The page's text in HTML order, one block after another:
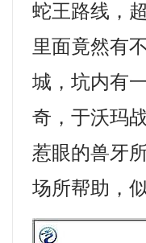
蛇王路线，
里面竟然有
城，坑内有
奇，于沃玛
惹眼的兽牙
场所帮助，